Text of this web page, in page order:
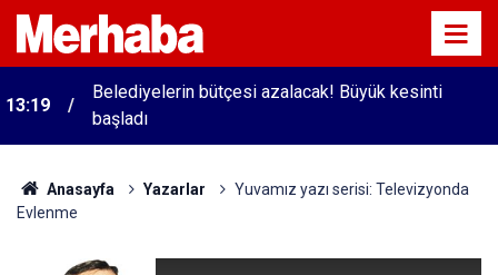
13:19
Belediyelerin bütçesi azalacak! Büyük kesinti
başladı
Anasayfa Yazarlar
Yuvamız yazı serisi: Televizyonda
Evlenme